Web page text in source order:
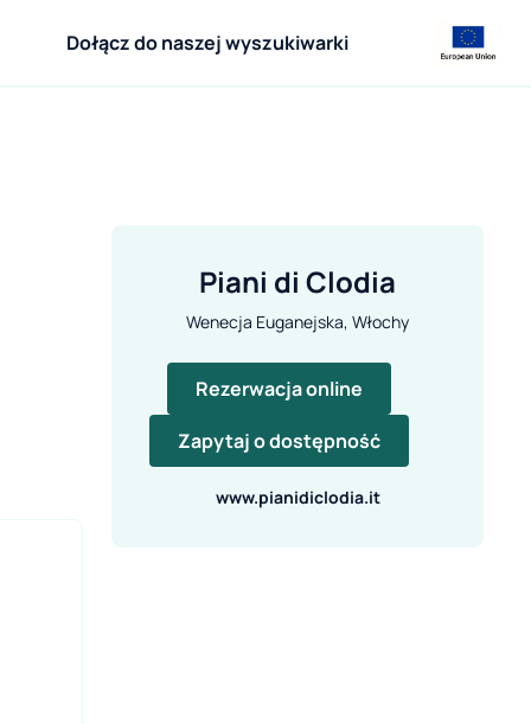
Dołącz do naszej wyszukiwarki
Piani di Clodia
Wenecja Euganejska, Włochy
Rezerwacja online
Zapytaj o dostępność
www.pianidiclodia.it